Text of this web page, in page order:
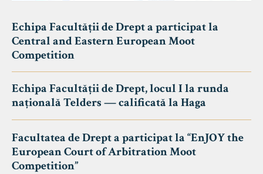
Echipa Facultății de Drept a participat la
Central and Eastern European Moot
Competition
Echipa Facultății de Drept, locul I la runda
națională Telders — calificată la Haga
Facultatea de Drept a participat la “EnJOY the
European Court of Arbitration Moot
Competition”